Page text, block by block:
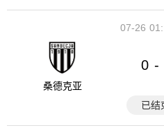
07-26
桑德克亚
0 -
已结